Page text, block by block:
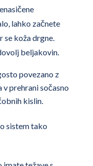
lahko začnete
se koža drgne.
beljakovin.
povezano z
prehrani sočasno
kislin.
sistem tako